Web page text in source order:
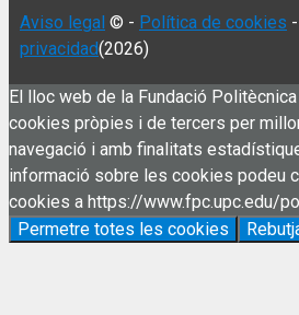
Aviso legal © - Política de cookies -
privacidad(2026)
El lloc web de la Fundació
cookies pròpies i de tercers per
navegació i amb finalitats
informació sobre les cookies podeu
cookies a https://www.fpc.upc.edu/
Permetre totes les cookies